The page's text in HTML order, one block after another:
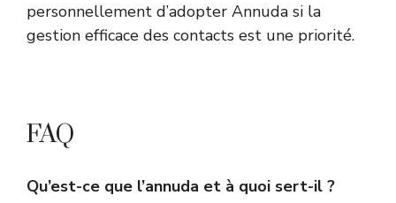
personnellement d’adopter Annuda si la
gestion efficace des contacts est une priorité.
FAQ
Qu’est-ce que l’annuda et à quoi sert-il ?